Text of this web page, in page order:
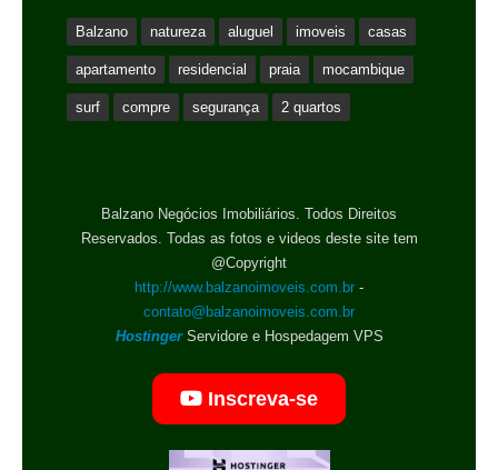
Balzano natureza aluguel imoveis casas
apartamento residencial praia mocambique
surf compre segurança 2 quartos
Balzano Negócios Imobiliários. Todos Direitos
Reservados. Todas as fotos e videos deste site tem
@Copyright
http://www.balzanoimoveis.com.br -
contato@balzanoimoveis.com.br
HostingerServidore e Hospedagem VPS
Inscreva-se